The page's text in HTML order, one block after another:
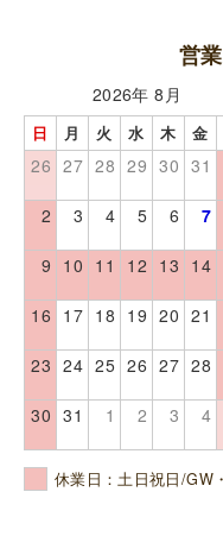
営
2026年 8月
日 月 火 水 木 金
26 27 28 29 30 31
2 3 4 5 6 7
9 10 11 12 13 14
16 17 18 19 20 21
23 24 25 26 27 28
30 31 1 2 3 4
休業日：土日祝日/GW